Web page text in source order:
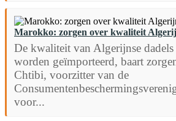
Marokko: zorgen over kwaliteit
De kwaliteit van Algerijnse
worden geïmporteerd, baart
Chtibi, voorzitter van de
voor...